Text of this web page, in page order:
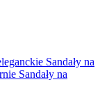
Sandały na
Sandały na